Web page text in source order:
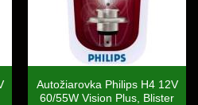
Autožiarovka Philips H4 12V
60/55W Vision Plus, Blister